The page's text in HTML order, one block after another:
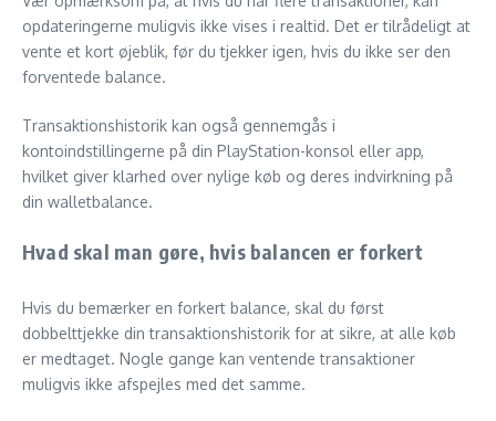
opdateringerne muligvis ikke vises i realtid. Det er tilrådeligt at
vente et kort øjeblik, før du tjekker igen, hvis du ikke ser den
forventede balance.
Transaktionshistorik kan også gennemgås i
kontoindstillingerne på din PlayStation-konsol eller app,
hvilket giver klarhed over nylige køb og deres indvirkning på
din walletbalance.
Hvad skal man gøre, hvis balancen er forkert
Hvis du bemærker en forkert balance, skal du først
dobbelttjekke din transaktionshistorik for at sikre, at alle køb
er medtaget. Nogle gange kan ventende transaktioner
muligvis ikke afspejles med det samme.